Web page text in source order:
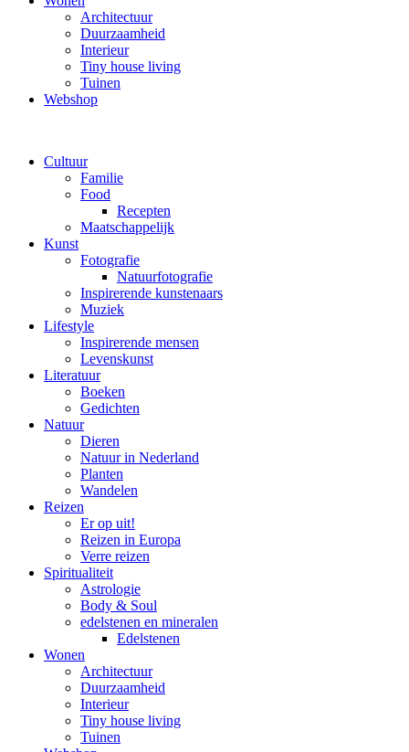
Architectuur
Duurzaamheid
Interieur
Tiny house living
Tuinen
Webshop
Cultuur
Familie
Food
Recepten
Maatschappelijk
Kunst
Fotografie
Natuurfotografie
Inspirerende kunstenaars
Muziek
Lifestyle
Inspirerende mensen
Levenskunst
Literatuur
Boeken
Gedichten
Natuur
Dieren
Natuur in Nederland
Planten
Wandelen
Reizen
Er op uit!
Reizen in Europa
Verre reizen
Spiritualiteit
Astrologie
Body & Soul
edelstenen en mineralen
Edelstenen
Wonen
Architectuur
Duurzaamheid
Interieur
Tiny house living
Tuinen